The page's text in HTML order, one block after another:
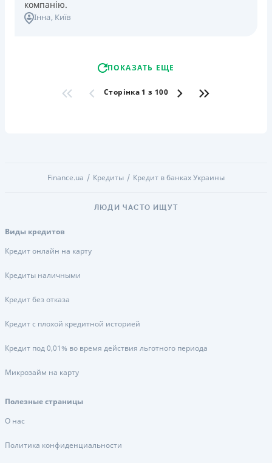
компанію.
Інна, Київ
ПОКАЗАТЬ ЕЩЕ
Сторінка 1 з 100
Finance.ua Кредиты Кредит в банках Украины
ЛЮДИ ЧАСТО ИЩУТ
Виды кредитов
Кредит онлайн на карту
Кредиты наличными
Кредит без отказа
Кредит с плохой кредитной историей
Кредит под 0,01% во время действия льготного периода
Микрозайм на карту
Полезные страницы
О нас
Политика конфиденциальности